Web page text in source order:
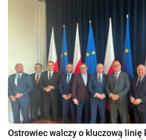
Ostrowiec walczy o kluczową linię